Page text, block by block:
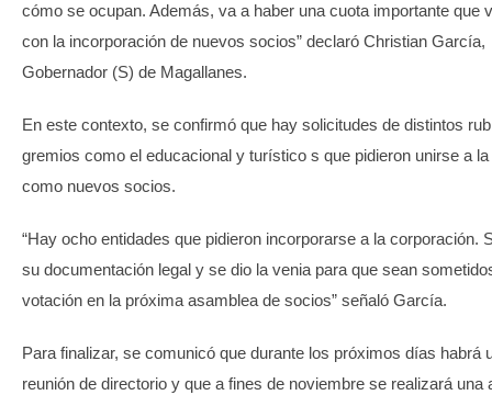
cómo se ocupan. Además, va a haber una cuota importante que
con la incorporación de nuevos socios” declaró Christian García,
Gobernador (S) de Magallanes.
En este contexto, se confirmó que hay solicitudes de distintos
gremios como el educacional y turístico s que pidieron unirse a
como nuevos socios.
“Hay ocho entidades que pidieron incorporarse a la corporación.
su documentación legal y se dio la venia para que sean
votación en la próxima asamblea de socios” señaló García.
Para finalizar, se comunicó que durante los próximos días habrá
reunión de directorio y que a fines de noviembre se realizará una